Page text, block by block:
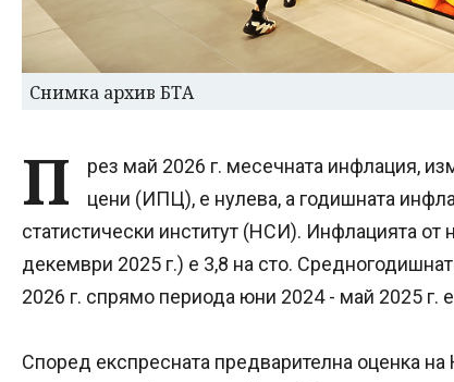
Снимка архив БТА
П
рез май 2026 г. месечната инфлация,
цени (ИПЦ), е нулева, а годишната
статистически институт (НСИ). Инфлацията от
декември 2025 г.) е 3,8 на сто.
2026 г. спрямо периода юни 2024 - май 2025 г.
Според експресната предварителна оценка